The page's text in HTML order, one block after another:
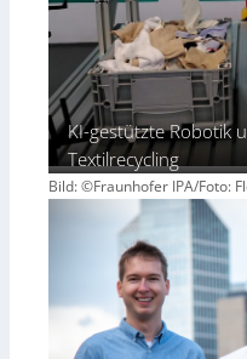
KI-gestützte Robotik
Textilrecycling
Bild: ©Fraunhofer IPA/Foto: